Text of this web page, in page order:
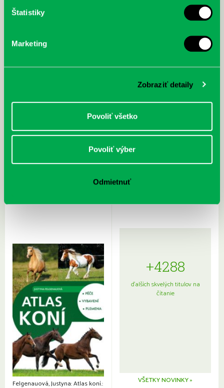
Štatistiky
Marketing
Zobraziť detaily
Povoliť všetko
Povoliť výber
Odmietnuť
Sprievodca po hviezdnej oblohe
kompletný sprievodca
japonskou kuchyňou a etiketou
Felgenauová, Justyna: Atlas koní.:
+4288
ďalších skvelých titulov na
čítanie
VŠETKY NOVINKY »